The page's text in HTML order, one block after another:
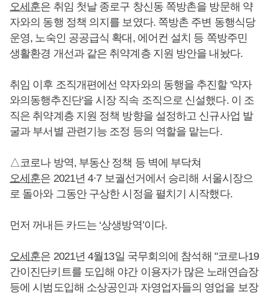
오세훈은 취임 첫날 종로구 창신동 쪽방촌을 방문해 약
자와의 동행 정책 의지를 보였다. 쪽방촌 주변 동행식당
운영, 노숙인 공공급식 확대, 에어컨 설치 등 쪽방주민
생활환경 개선과 같은 취약계층 지원 방안을 내놨다.
취임 이후 조직개편에선 약자와의 동행을 추진할 '약자
와의동행추진단'을 시장 직속 조직으로 신설했다. 이 조
직은 취약계층 지원 정책 방향을 설정하고 신규사업 발
굴과 부서별 관련기능 조정 등의 역할을 맡는다.
△코로나 방역, 부동산 정책 등 벽에 부닥쳐
오세훈은 2021년 4·7 보궐선거에서 승리해 서울시장으
로 돌아와 그동안 구상한 시정을 펼치기 시작했다.
먼저 꺼내든 카드는 ‘상생방역’이다.
오세훈은 2021년 4월13일 국무회의에 참석해 "코로나19
간이진단키트를 도입해 야간 이용자가 많은 노래연습장
등에 시범도입해 소상공인과 자영업자들의 영업을 보장